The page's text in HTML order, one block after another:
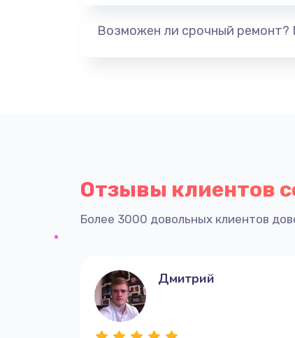
Возможен ли срочный ремонт?
Отзывы клиентов
Более 3000 довольных клиентов
Дмитрий